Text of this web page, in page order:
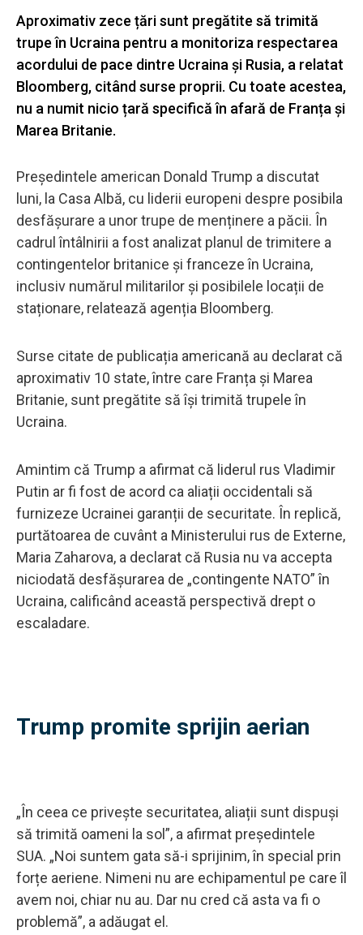
Aproximativ zece țări sunt pregătite să trimită
trupe în Ucraina pentru a monitoriza respectarea
acordului de pace dintre Ucraina și Rusia, a relatat
Bloomberg, citând surse proprii. Cu toate acestea,
nu a numit nicio țară specifică în afară de Franța și
Marea Britanie.
Președintele american Donald Trump a discutat
luni, la Casa Albă, cu liderii europeni despre posibila
desfășurare a unor trupe de menținere a păcii. În
cadrul întâlnirii a fost analizat planul de trimitere a
contingentelor britanice și franceze în Ucraina,
inclusiv numărul militarilor și posibilele locații de
staționare, relatează agenția Bloomberg.
Surse citate de publicația americană au declarat că
aproximativ 10 state, între care Franța și Marea
Britanie, sunt pregătite să își trimită trupele în
Ucraina.
Amintim că Trump a afirmat că liderul rus Vladimir
Putin ar fi fost de acord ca aliații occidentali să
furnizeze Ucrainei garanții de securitate. În replică,
purtătoarea de cuvânt a Ministerului rus de Externe,
Maria Zaharova, a declarat că Rusia nu va accepta
niciodată desfășurarea de „contingente NATO” în
Ucraina, calificând această perspectivă drept o
escaladare.
Trump promite sprijin aerian
„În ceea ce privește securitatea, aliații sunt dispuși
să trimită oameni la sol”, a afirmat președintele
SUA. „Noi suntem gata să-i sprijinim, în special prin
forțe aeriene. Nimeni nu are echipamentul pe care îl
avem noi, chiar nu au. Dar nu cred că asta va fi o
problemă”, a adăugat el.